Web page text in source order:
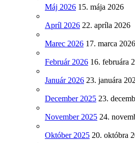
Máj 2026 15. mája 2026
Apríl 2026 22. apríla 2026
Marec 2026 17. marca 2026
Február 2026 16. februára
Január 2026 23. januára
December 2025 23.
November 2025 24.
Október 2025 20. októbra